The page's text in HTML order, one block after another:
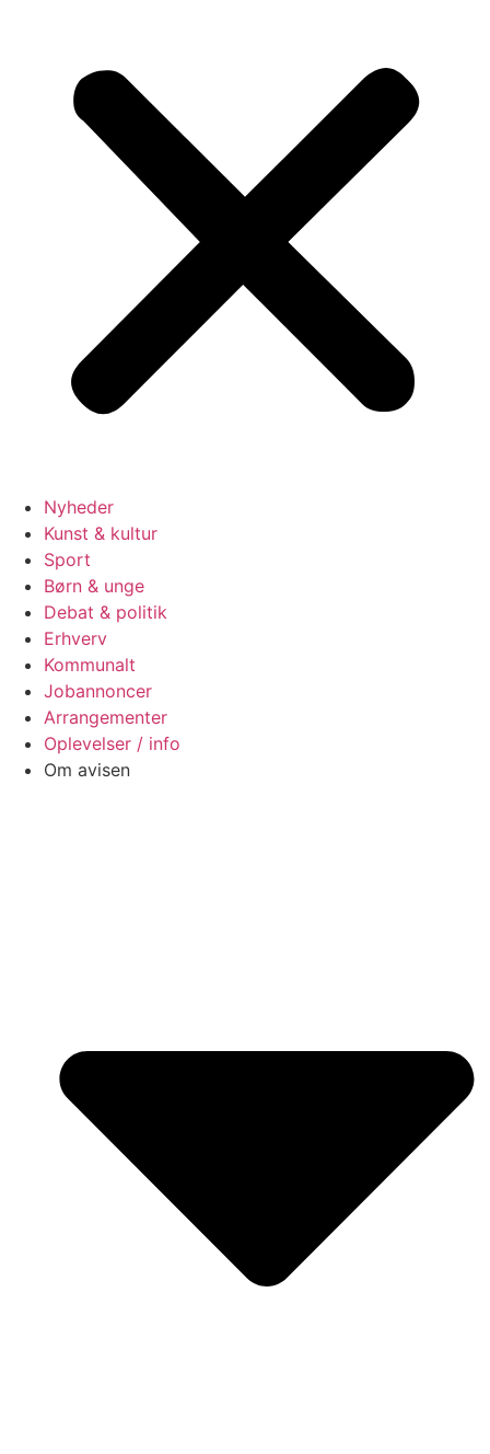
Nyheder
Kunst & kultur
Sport
Børn & unge
Debat & politik
Erhverv
Kommunalt
Jobannoncer
Arrangementer
Oplevelser / info
Om avisen